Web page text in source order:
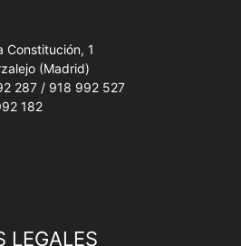
Constitución, 1
(Madrid)
287 / 918 992 527
182
LEGALES